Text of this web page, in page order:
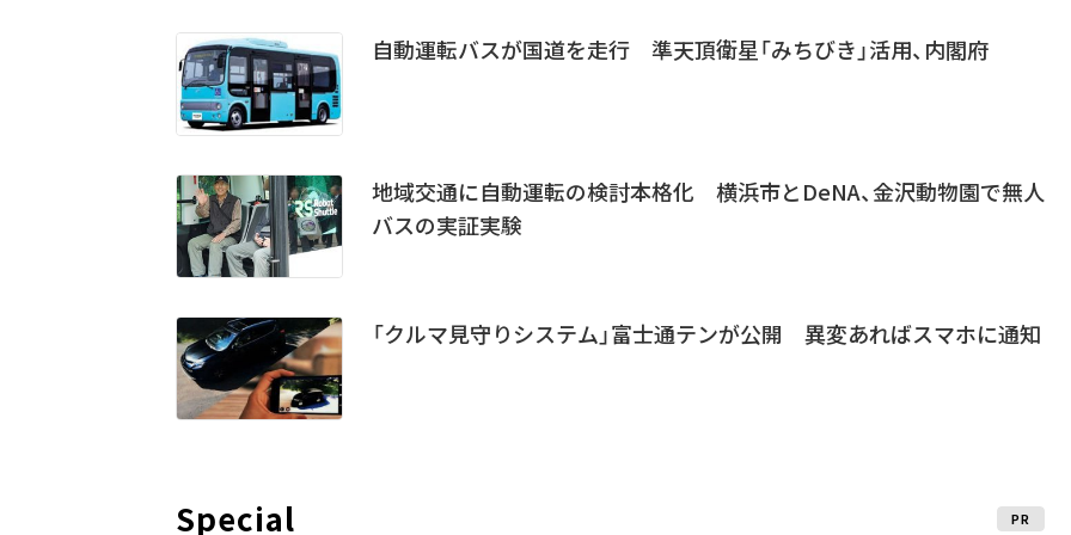
自動運転バスが国道を走行 準天頂衛星「みちびき」活用、内閣府
地域交通に自動運転の検討本格化 横浜市とDeNA、金沢動物園で無人
バスの実証実験
「クルマ見守りシステム」富士通テンが公開 異変あればスマホに通知
Special PR